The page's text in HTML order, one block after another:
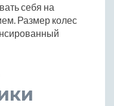
себя на
Размер колес